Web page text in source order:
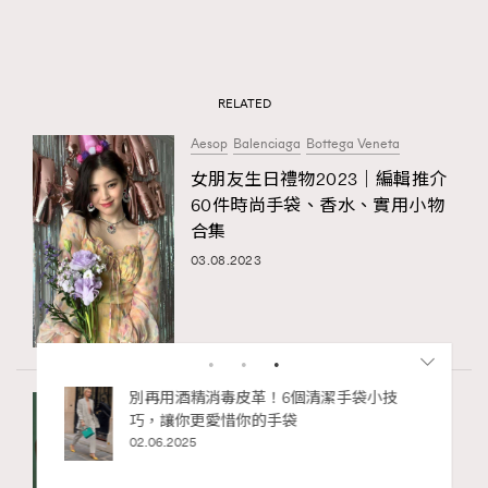
RELATED
Aesop Balenciaga Bottega Veneta
女朋友生日禮物2023｜編輯推介
60件時尚手袋、香水、實用小物
合集
03.08.2023
Balenciaga Chanel Hermès
時裝產業正站在又一個轉折點！